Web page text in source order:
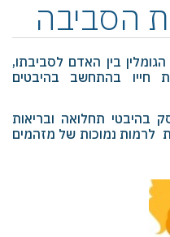
הסביבה
בין האדם לסביבתו,
חייו בהתחשב בהיבטים
בהיבטי תחלואה ובריאות
נמוכות של מזהמים